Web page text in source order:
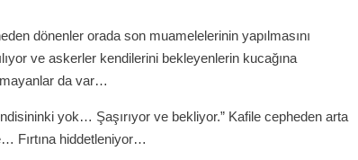
dönenler orada son muamelelerinin yapılmasını
ve askerler kendilerini bekleyenlerin kucağına
da var…
yok… Şaşırıyor ve bekliyor.” Kafile cepheden arta
Fırtına hiddetleniyor…